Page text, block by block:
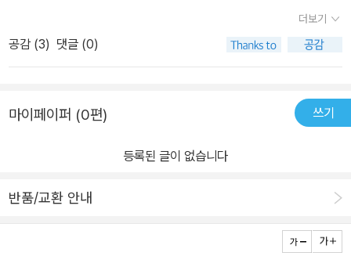
니 전략에 인사이트라는 말이 붙어 있다.알고 보니 작가가 강조하려
는 포인트는 바로 여기에 있었다. 전략은 책으로도 많이 소개되어 있
다. 알렉산더, 손자 등 동서고금의 여러 사람들이 전략의 대가라고 칭
자는 모두 전략의 대가가 될 수 있을까? 아니다. 책상에서 정리되고
한 실전을 통해 체득한 경험보다 못하다. 대학에서 배우는 경영에 대
또 조금 더 생각해보면 과거의 대가들에 대해서라면 상대방도 읽었을
사이트는 이렇게 남보다 한발짝 앞서게 해주는 독특한 사고력이라고
더보기
공감 (3) 댓글 (0)
마이페이퍼 (0편) 쓰기
등록된 글이 없습니다
반품/교환 안내